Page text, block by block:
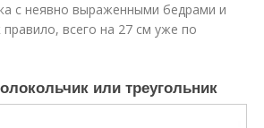
с неявно выраженными бедрами и
всего на 27 см уже по
или треугольник